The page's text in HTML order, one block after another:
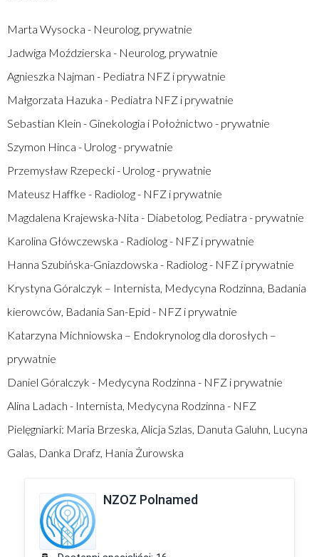
Marta Wysocka - Neurolog, prywatnie
Jadwiga Moździerska - Neurolog, prywatnie
Agnieszka Najman - Pediatra NFZ i prywatnie
Małgorzata Hazuka - Pediatra NFZ i prywatnie
Sebastian Klein - Ginekologia i Położnictwo - prywatnie
Szymon Hinca - Urolog - prywatnie
Przemysław Rzepecki - Urolog - prywatnie
Mateusz Haffke - Radiolog - NFZ i prywatnie
Magdalena Krajewska-Nita - Diabetolog, Pediatra - prywatnie
Karolina Główczewska - Radiolog - NFZ i prywatnie
Hanna Szubińska-Gniazdowska - Radiolog - NFZ i prywatnie
Krystyna Góralczyk – Internista, Medycyna Rodzinna, Badania
kierowców, Badania San-Epid - NFZ i prywatnie
Katarzyna Michniowska – Endokrynolog dla dorosłych –
prywatnie
Daniel Góralczyk - Medycyna Rodzinna - NFZ i prywatnie
Alina Ladach - Internista, Medycyna Rodzinna - NFZ
Pielęgniarki: Maria Brzeska, Alicja Szlas, Danuta Galuhn, Lucyna
Galas, Danka Drafz, Hania Żurowska